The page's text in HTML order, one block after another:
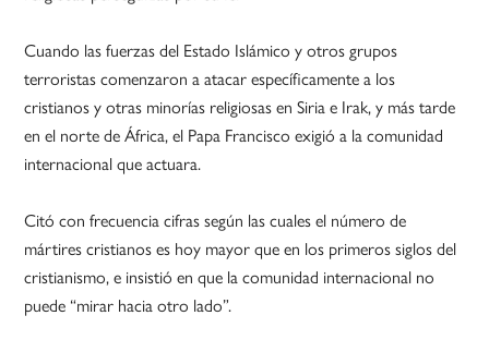
Cuando las fuerzas del Estado Islámico y otros grupos
terroristas comenzaron a atacar específicamente a los
cristianos y otras minorías religiosas en Siria e Irak, y más tarde
en el norte de África, el Papa Francisco exigió a la comunidad
internacional que actuara.
Citó con frecuencia cifras según las cuales el número de
mártires cristianos es hoy mayor que en los primeros siglos del
cristianismo, e insistió en que la comunidad internacional no
puede “mirar hacia otro lado”.